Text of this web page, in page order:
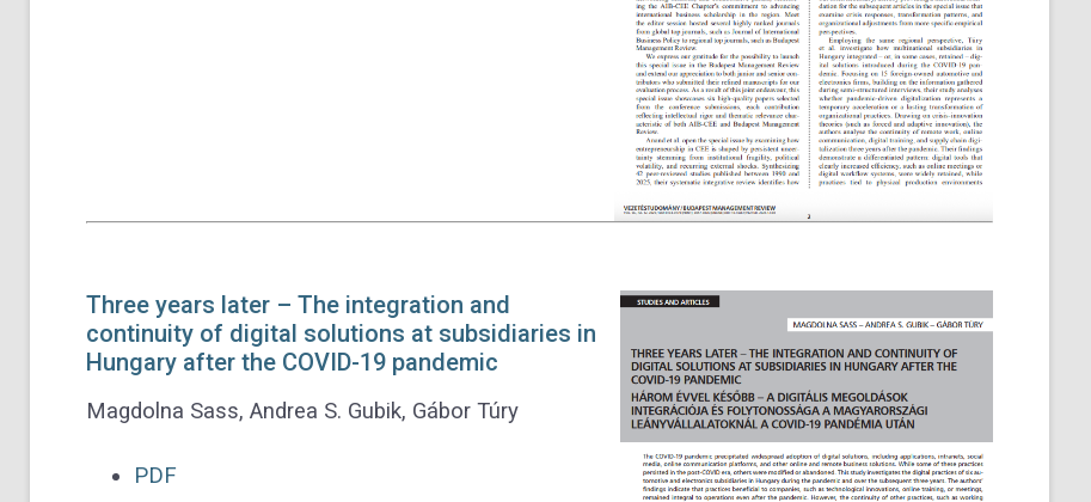
Three years later – The integration and
continuity of digital solutions at subsidiaries in
Hungary after the COVID-19 pandemic
Magdolna Sass, Andrea S. Gubik, Gábor Túry
PDF